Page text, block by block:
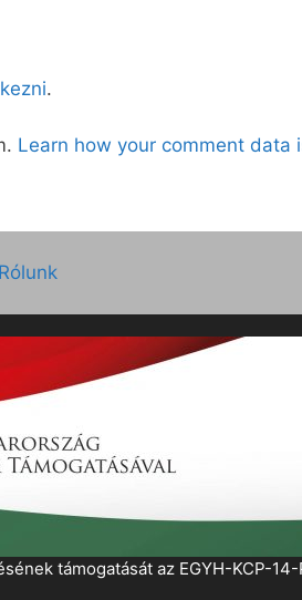
.
Learn how your comment data
Rólunk
támogatását az EGYH-KCP-